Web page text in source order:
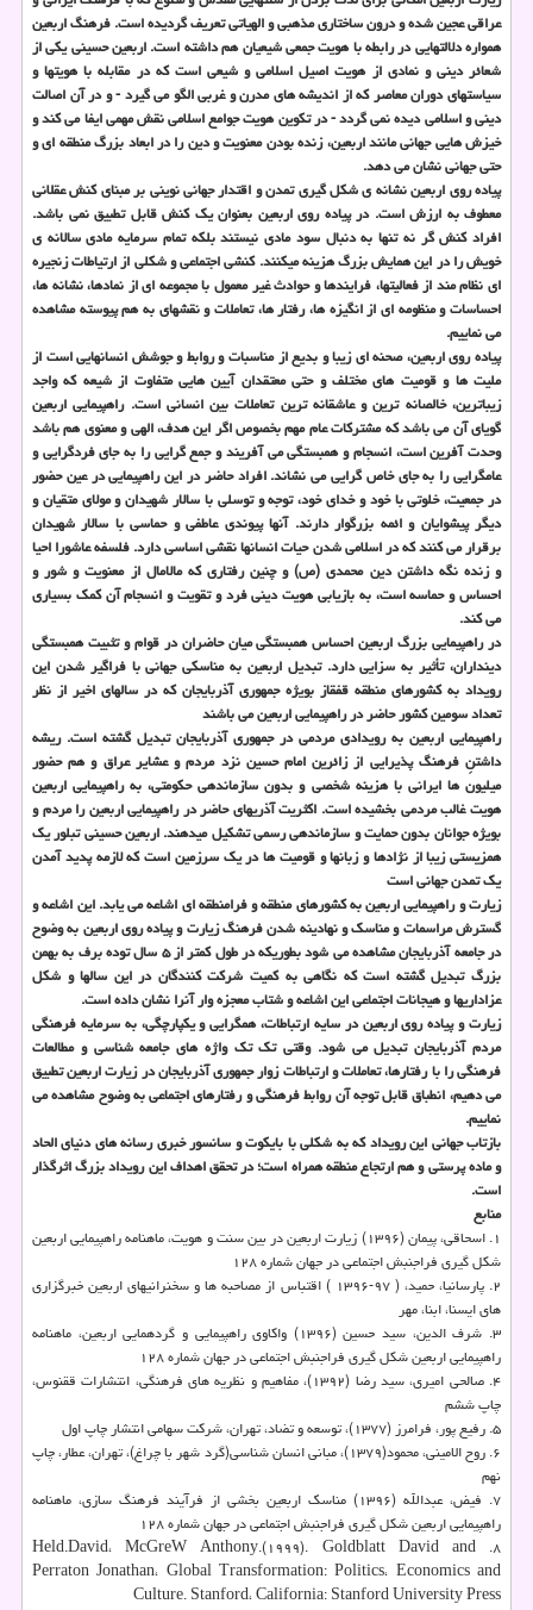
عراقی عجین شده و درون ساختاری مذهبی و الهیاتی تعریف گردیده است. فرهنگ اربعین
همواره دلالتهایی در رابطه با هویت جمعی شیعیان هم داشته است. اربعین حسینی یكی از
شعائر دینی و نمادی از هویت اصیل اسلامی و شیعی است كه در مقابله با هویتها و
سیاستهای دوران معاصر كه از اندیشه های مدرن و غربی الگو می گیرد - و در آن اصالت
دینی و اسلامی دیده نمی گردد - در تكوین هویت جوامع اسلامی نقش مهمی ایفا می كند و
خیزش­ هایی جهانی مانند اربعین، زنده بودن معنویت و دین را در ابعاد بزرگ منطقه ای و
حتی جهانی نشان می­ دهد.
پیاده روی اربعین نشانه ی شكل گیری تمدن و اقتدار جهانی نوینی بر مبنای كنش عقلانی
معطوف به ارزش است. در پیاده روی اربعین بعنوان یك كنش قابل تطبیق نمی باشد.
افراد كنش گر نه تنها به دنبال سود مادی نیستند بلكه تمام سرمایه مادی سالانه ی
خویش را در این همایش بزرگ هزینه می­كنند. كنشی اجتماعی و شكلی از ارتیاطات زنجیره
ای نظام مند از فعالیتها، فرایندها و حوادث غیر معمول با مجموعه ای از نمادها، نشانه ها،
احساسات و منظومه ای از انگیزه ها، رفتار ها، تعاملات و نقشهای به هم پیوسته مشاهده
می نماییم.
پیاده روی اربعین، صحنه ­ای زیبا و بدیع از مناسبات و روابط و جوشش انسان­هایی است از
ملیت ­ها و قومیت­ های مختلف و حتی معتقدان آیین­ هایی متفاوت از شیعه كه واجد
زیباترین، خالصانه ترین و عاشقانه ترین تعاملات بین انسانی است. راهپیمایی اربعین
گویای آن می باشد كه مشتركات عام مهم بخصوص اگر این هدف، الهی و معنوی هم باشد
وحدت آفرین است، انسجام و همبستگی می ­آفریند و جمع­ گرایی را به جای فردگرایی و
عام­گرایی را به جای خاص­ گرایی می ­نشاند. افراد حاضر در این راهپیمایی در عین حضور
در جمعیت، خلوتی با خود و خدای خود، توجه و توسلی با سالار شهیدان و مولای متقیان و
دیگر پیشوایان و ائمه بزرگوار دارند. آنها پیوندی عاطفی و حماسی با سالار شهیدان
برقرار می كنند كه در اسلامی شدن حیات انسانها نقشی اساسی دارد. فلسفه عاشورا احیا
و زنده نگه داشتن دین محمدی (ص) و چنین رفتاری كه مالامال از معنویت و شور و
احساس و حماسه است، به بازیابی هویت دینی فرد و تقویت و انسجام آن كمك بسیاری
می ­كند.
در راهپیمایی بزرگ اربعین احساس همبستگی میان حاضران در قوام و تثبیت همبستگی
دینداران، تأثیر به سزایی دارد. تبدیل اربعین به مناسكی جهانی با فراگیر شدن این
رویداد به كشورهای منطقه قفقاز بویژه جمهوری آذربایجان كه در سالهای اخیر از نظر
تعداد سومین كشور حاضر در راهپیمایی اربعین می باشند
راهپیمایی اربعین به رویدادی مردمی در جمهوری آذربایجان تبدیل گشته است. ریشه
داشتنِ فرهنگ پذیرایی از زائرین امام حسین نزد مردم و عشایر عراق و هم حضور
میلیون­ ها ایرانی با هزینه شخصی و بدون سازماندهی حكومتی، به راهپیمایی اربعین
هویت غالب مردمی بخشیده است. اكثریت آذریهای حاضر در راهپیمایی اربعین را مردم و
بویژه جوانان بدون حمایت و سازماندهی رسمی تشكیل می­دهند. اربعین حسینی تبلور یك
همزیستی زیبا از نژادها و زبان­ها و قومیت­ ها در یك سرزمین است كه لازمه پدید آمدن
یك تمدن جهانی است
زیارت و راهپیمایی اربعین به كشورهای منطقه و فرامنطقه ای اشاعه می یابد. این اشاعه و
گسترش مراسمات و مناسك و نهادینه شدن فرهنگ زیارت و پیاده روی اربعین به وضوح
در جامعه آذربایجان مشاهده می شود بطوریكه در طول كمتر از ۵ سال توده برف به بهمن
بزرگ تبدیل گشته است كه نگاهی به كمیت شركت كنندگان در این سالها و شكل
عزاداریها و هیجانات اجتماعی این اشاعه و شتاب معجزه وار آنرا نشان داده است.
زیارت و پیاده روی اربعین در سایه ارتباطات، همگرایی و یكپارچگی، به سرمایه فرهنگی
مردم آذربایجان تبدیل می شود. وقتی تك تك واژه های جامعه شناسی و مطالعات
فرهنگی را با رفتارها، تعاملات و ارتباطات زوار جمهوری آذربایجان در زیارت اربعین تطبیق
می دهیم، انطباق قابل توجه آن روابط فرهنگی و رفتارهای اجتماعی به وضوح مشاهده می
نماییم.
بازتاب جهانی این رویداد كه به شكلی با بایكوت و سانسور خبری رسانه های دنیای الحاد
و ماده پرستی و هم ارتجاع منطقه همراه است؛ در تحقق اهداف این رویداد بزرگ اثرگذار
است.
منابع
۱. اسحاقی، پیمان (۱۳۹۶) زیارت اربعین در بین سنت و هویت، ماهنامه راهپیمایی اربعین
شكل گیری فراجنبش اجتماعی در جهان شماره ۱۲۸
۲. پارسانیا، حمید، ( ۹۷-۱۳۹۶ ) اقتباس از مصاحبه ها و سخنرانیهای اربعین خبرگزاری
های ایسنا، ابنا، مهر
۳. شرف الدین، سید حسین (۱۳۹۶) واكاوی راهپیمایی و گردهمایی اربعین، ماهنامه
راهپیمایی اربعین شكل گیری فراجنبش اجتماعی در جهان شماره ۱۲۸
۴. صالحی امیری، سید رضا (۱۳۹۲)، مفاهیم و نظریه های فرهنگی، انتشارات ققنوس،
چاپ ششم
۵. رفیع پور، فرامرز (۱۳۷۷)، توسعه و تضاد، تهران، شركت سهامی انتشار چاپ اول
۶. روح الامینی، محمود(۱۳۷۹)، مبانی انسان شناسی(گرد شهر با چراغ)، تهران، عطار، چاپ
نهم
۷. فیض، عبدالله (۱۳۹۶) مناسك اربعین بخشی از فرآیند فرهنگ سازی، ماهنامه
راهپیمایی اربعین شكل گیری فراجنبش اجتماعی در جهان شماره ۱۲۸
۸. Held.David، McGreW Anthony.(۱۹۹۹). Goldblatt David and
Perraton Jonathan، Global Transformation: Politics، Economics and
Culture. Stanford، California: Stanford University Press